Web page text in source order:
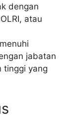
dengan
atau
jabatan
tinggi yang